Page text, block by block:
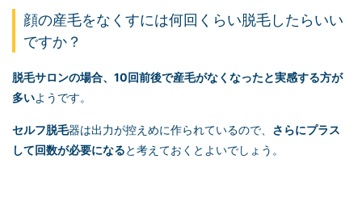
顔の産毛をなくすには何回くらい脱毛したらいい
ですか？
脱毛サロンの場合、10回前後で産毛がなくなったと実感する方が
多いようです。
セルフ脱毛器は出力が控えめに作られているので、 さらにプラス
して回数が必要になると考えておくとよいでしょう。